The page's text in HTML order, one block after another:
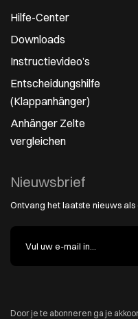
Hilfe-Center
Downloads
Instructievideo’s
Entscheidungshilfe
(Klappanhänger)
Anhänger Zelte
vergleichen
Nieuwsbrief
Ontvang het laatste nieuws als
Door je te abonneren ga je